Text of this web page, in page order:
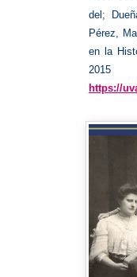
del;
Pérez,
en la
2015
https://